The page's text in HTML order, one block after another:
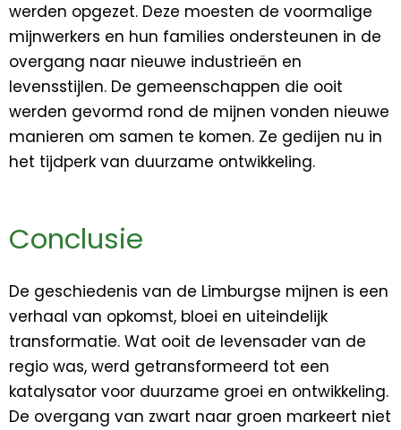
werden opgezet. Deze moesten de voormalige
mijnwerkers en hun families ondersteunen in de
overgang naar nieuwe industrieën en
levensstijlen. De gemeenschappen die ooit
werden gevormd rond de mijnen vonden nieuwe
manieren om samen te komen. Ze gedijen nu in
het tijdperk van duurzame ontwikkeling.
Conclusie
De geschiedenis van de Limburgse mijnen is een
verhaal van opkomst, bloei en uiteindelijk
transformatie. Wat ooit de levensader van de
regio was, werd getransformeerd tot een
katalysator voor duurzame groei en ontwikkeling.
De overgang van zwart naar groen markeert niet